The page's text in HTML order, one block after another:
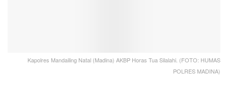
Kapolres Mandailing Natal (Madina) AKBP Horas Tua Silalahi. (FOTO: HUMAS
POLRES MADINA)